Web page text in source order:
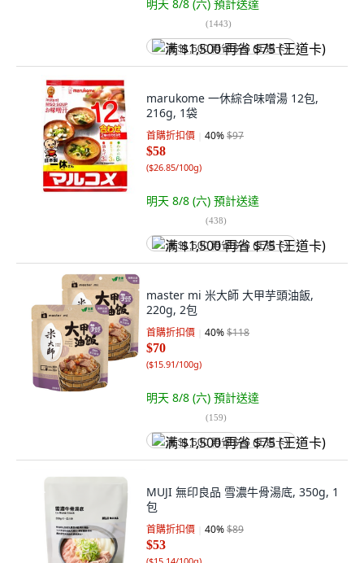
明天 8/8 (六) 預計送達
(1443)
满 $1,500 再省 $75 (王道卡)
marukome 一休綜合味噌湯 12包,
216g, 1袋
首購折扣價 40%$97
$58
($26.85/100g)
明天 8/8 (六) 預計送達
(438)
满 $1,500 再省 $75 (王道卡)
master mi 米大師 大甲芋頭油飯,
220g, 2包
首購折扣價 40%$118
$70
($15.91/100g)
明天 8/8 (六) 預計送達
(159)
满 $1,500 再省 $75 (王道卡)
MUJI 無印良品 雪濃牛骨湯底, 350g, 1
包
首購折扣價 40%$89
$53